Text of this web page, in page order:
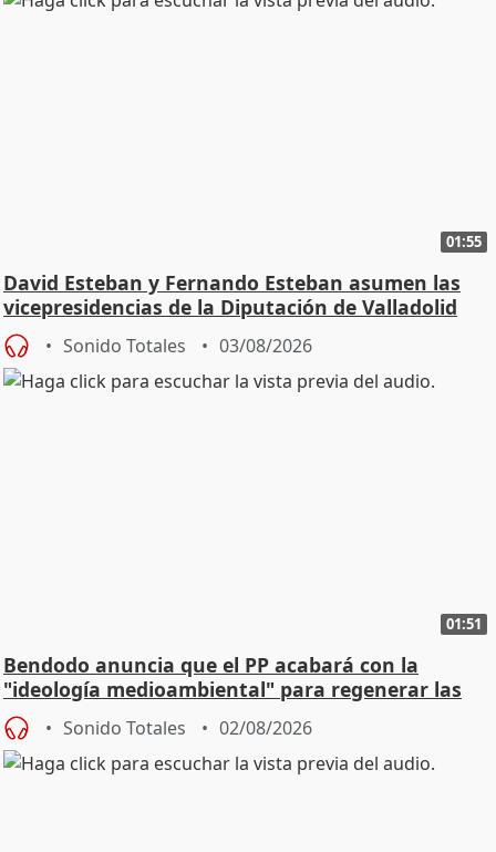
01:55
David Esteban y Fernando Esteban asumen las
vicepresidencias de la Diputación de Valladolid
Sonido Totales 03/08/2026
01:51
Bendodo anuncia que el PP acabará con la
"ideología medioambiental" para regenerar las
playas
Sonido Totales 02/08/2026